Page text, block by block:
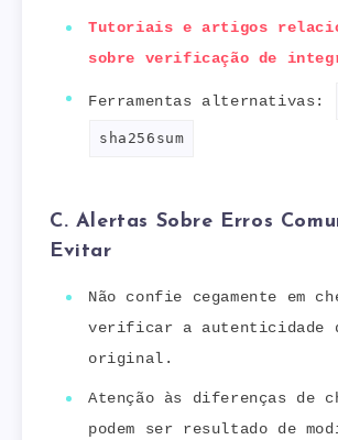
Tutoriais e artigos
sobre verificação de
Ferramentas alternativas:
sha256sum
C. Alertas Sobre Erros
Evitar
Não confie cegamente em
verificar a autenticidade
original.
Atenção às diferenças de
podem ser resultado de